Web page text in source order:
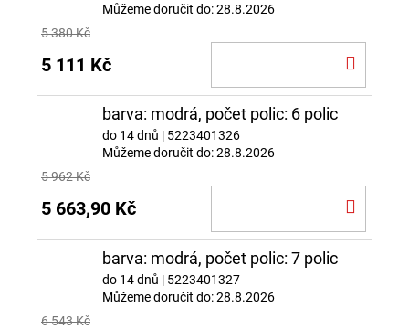
Můžeme doručit do:28.8.2026
5 380 Kč
5 111 Kč
barva: modrá, počet polic: 6 polic
do 14 dnů | 5223401326
Můžeme doručit do:28.8.2026
5 962 Kč
5 663,90 Kč
barva: modrá, počet polic: 7 polic
do 14 dnů | 5223401327
Můžeme doručit do:28.8.2026
6 543 Kč